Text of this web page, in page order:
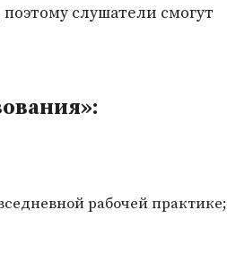
слушатели смогут
рабочей практике;